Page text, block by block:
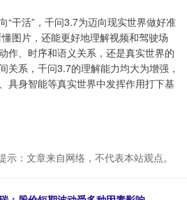
“干活”，千问3.7为迈向现实世界做好准
图片，还能更好地理解视频和驾驶场
作、时序和语义关系，还是真实世界的
关系，千问3.7的理解能力均大为增强，
具身智能等真实世界中发挥作用打下基
示：文章来自网络，不代表本站观点。